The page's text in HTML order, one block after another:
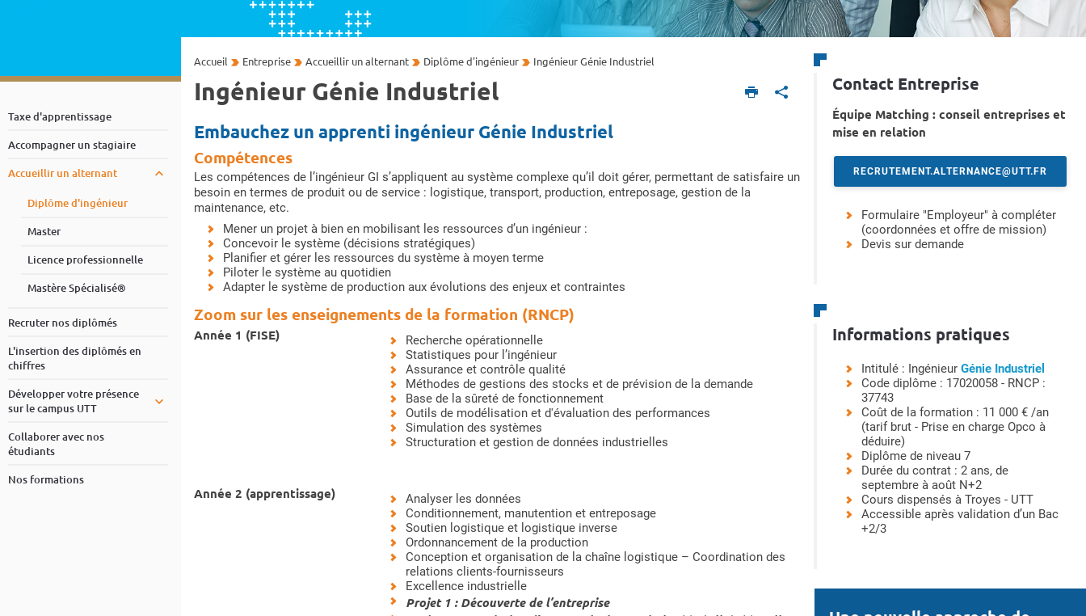
Taxe d'apprentissage
Accompagner un stagiaire
Accueillir un alternant
Diplôme d'ingénieur
Master
Licence professionnelle
Mastère Spécialisé®
Recruter nos diplômés
L'insertion des diplômés en
chiffres
Développer votre présence
sur le campus UTT
Collaborer avec nos
étudiants
Nos formations
Accueil Entreprise Accueillir un alternant Diplôme d'ingénieur Ingénieur Génie Industriel
Ingénieur Génie Industriel
Embauchez un apprenti ingénieur Génie Industriel
Compétences
Les compétences de l’ingénieur GI s’appliquent au système complexe qu’il doit gérer, permettant de satisfaire un
besoin en termes de produit ou de service : logistique, transport, production, entreposage, gestion de la
maintenance, etc.
Mener un projet à bien en mobilisant les ressources d’un ingénieur :
Concevoir le système (décisions stratégiques)
Planifier et gérer les ressources du système à moyen terme
Piloter le système au quotidien
Adapter le système de production aux évolutions des enjeux et contraintes
Zoom sur les enseignements de la formation (RNCP)
Année 1 (FISE)
Recherche opérationnelle
Statistiques pour l’ingénieur
Assurance et contrôle qualité
Méthodes de gestions des stocks et de prévision de la demande
Base de la sûreté de fonctionnement
Outils de modélisation et d'évaluation des performances
Simulation des systèmes
Structuration et gestion de données industrielles
Année 2 (apprentissage)
Analyser les données
Conditionnement, manutention et entreposage
Soutien logistique et logistique inverse
Ordonnancement de la production
Conception et organisation de la chaîne logistique – Coordination des
relations clients-fournisseurs
Excellence industrielle
Projet 1 : Découverte de l’entreprise
Contact Entreprise
Équipe Matching : conseil entreprises et
mise en relation
RECRUTEMENT.ALTERNANCE@UTT.FR
Formulaire "Employeur" à compléter
(coordonnées et offre de mission)
Devis sur demande
Informations pratiques
Intitulé : Ingénieur Génie Industriel
Code diplôme : 17020058 - RNCP :
37743
Coût de la formation : 11 000 € /an
(tarif brut - Prise en charge Opco à
déduire)
Diplôme de niveau 7
Durée du contrat : 2 ans, de
septembre à août N+2
Cours dispensés à Troyes - UTT
Accessible après validation d’un Bac
+2/3